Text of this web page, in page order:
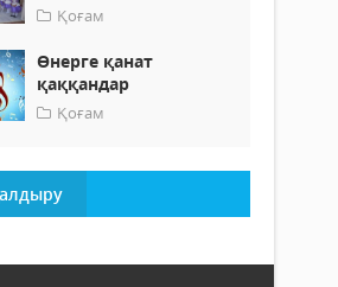
Қоғам
Өнерге қанат
қаққандар
Қоғам